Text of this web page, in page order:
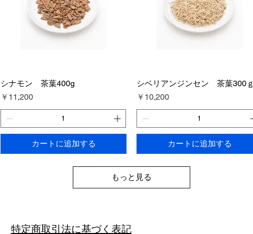
シナモン 茶葉400g
価格
￥11,200
カートに追加する
シベリアンジンセン 茶葉300ｇ
価格
￥10,200
カートに追加する
もっと見る
特定商取引法に基づく表記